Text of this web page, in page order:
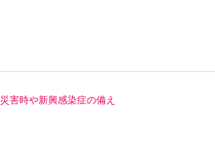
災害時や新興感染症の備え